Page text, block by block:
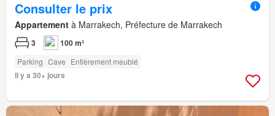
Consulter le prix
Appartement à Marrakech, Préfecture de Marrakech
3 100 m²
Parking Cave Entièrement meublé
Il y a 30+ jours